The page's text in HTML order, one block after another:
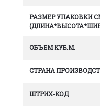
РАЗМЕР УПАКОВКИ
ОБЪЕМ КУБ.М.
СТРАНА
ШТРИХ-КОД